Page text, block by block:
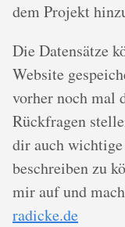
dem Projekt
Die Datensätze
Website
vorher noch mal
Rückfragen
dir auch
beschreiben zu
mir auf und
radicke.de